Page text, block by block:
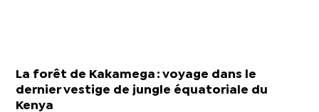
La forêt de Kakamega : voyage dans le
dernier vestige de jungle équatoriale du
Kenya